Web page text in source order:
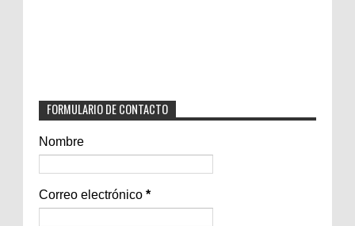
FORMULARIO DE CONTACTO
Nombre
Correo electrónico *